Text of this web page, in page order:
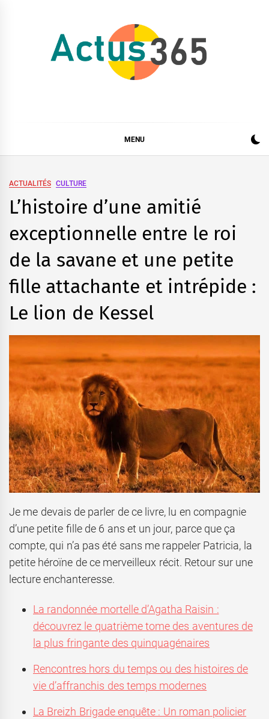
MENU
ACTUALITÉS CULTURE
L’histoire d’une amitié
exceptionnelle entre le roi
de la savane et une petite
fille attachante et intrépide :
Le lion de Kessel
Je me devais de parler de ce livre, lu en compagnie
d’une petite fille de 6 ans et un jour, parce que ça
compte, qui n’a pas été sans me rappeler Patricia, la
petite héroïne de ce merveilleux récit. Retour sur une
lecture enchanteresse.
La randonnée mortelle d’Agatha Raisin :
découvrez le quatrième tome des aventures de
la plus fringante des quinquagénaires
Rencontres hors du temps ou des histoires de
vie d’affranchis des temps modernes
La Breizh Brigade enquête : Un roman policier